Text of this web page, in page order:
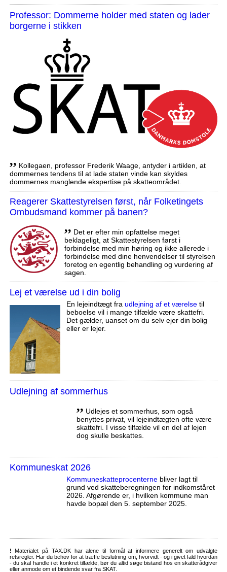
Professor: Dommerne holder med staten og lader
borgerne i stikken
,, Kollegaen, professor Frederik Waage, antyder i artiklen, at
dommernes tendens til at lade staten vinde kan skyldes
dommernes manglende ekspertise på skatteområdet.
Reagerer Skattestyrelsen først, når Folketingets
Ombudsmand kommer på banen?
,, Det er efter min opfattelse meget
beklageligt, at Skattestyrelsen først i
forbindelse med min høring og ikke allerede i
forbindelse med dine henvendelser til styrelsen
foretog en egentlig behandling og vurdering af
sagen.
Lej et værelse ud i din bolig
En lejeindtægt fra udlejning af et værelsetil
beboelse vil i mange tilfælde være skattefri.
Det gælder, uanset om du selv ejer din bolig
eller er lejer.
Udlejning af sommerhus
,, Udlejes et sommerhus, som også
benyttes privat, vil lejeindtægten ofte være
skattefri. I visse tilfælde vil en del af lejen
dog skulle beskattes.
Kommuneskat 2026
Kommuneskatte­procenternebliver lagt til
grund ved skatteberegningen for indkomståret
2026. Afgørende er, i hvilken kommune man
havde bopæl den 5. september 2025.
! Materialet på TAX.DK har alene til formål at informere generelt om udvalgte
retsregler. Har du behov for at træffe beslutning om, hvorvidt - og i givet fald hvordan
- du skal handle i et konkret tilfælde, bør du altid søge bistand hos en skatterådgiver
eller anmode om et bindende svar fra SKAT.